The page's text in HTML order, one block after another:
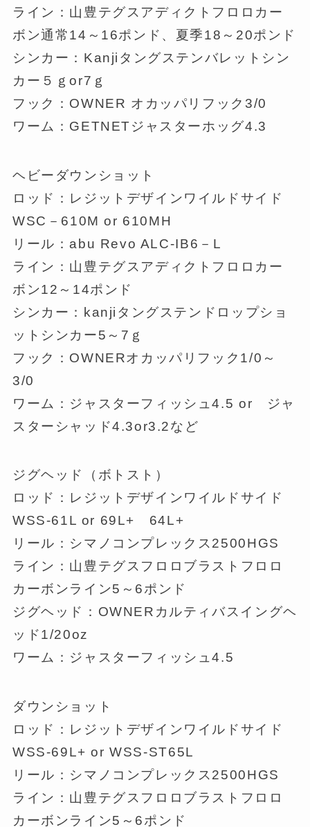
ライン：山豊テグスアディクトフロロカー
ボン通常14～16ポンド、夏季18～20ポンド
シンカー：Kanjiタングステンバレットシン
カー５ｇor7ｇ
フック：OWNER オカッパリフック3/0
ワーム：GETNETジャスターホッグ4.3
ヘビーダウンショット
ロッド：レジットデザインワイルドサイド
WSC－610M or 610MH
リール：abu Revo ALC-IB6－L
ライン：山豊テグスアディクトフロロカー
ボン12～14ポンド
シンカー：kanjiタングステンドロップショ
ットシンカー5～7ｇ
フック：OWNERオカッパリフック1/0～
3/0
ワーム：ジャスターフィッシュ4.5 or ジャ
スターシャッド4.3or3.2など
ジグヘッド（ボトスト）
ロッド：レジットデザインワイルドサイド
WSS-61L or 69L+ 64L+
リール：シマノコンプレックス2500HGS
ライン：山豊テグスフロロブラストフロロ
カーボンライン5～6ポンド
ジグヘッド：OWNERカルティバスイングヘ
ッド1/20oz
ワーム：ジャスターフィッシュ4.5
ダウンショット
ロッド：レジットデザインワイルドサイド
WSS-69L+ or WSS-ST65L
リール：シマノコンプレックス2500HGS
ライン：山豊テグスフロロブラストフロロ
カーボンライン5～6ポンド